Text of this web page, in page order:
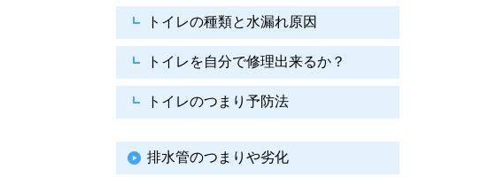
トイレの種類と水漏れ原因
トイレを自分で修理出来るか？
トイレのつまり予防法
排水管のつまりや劣化